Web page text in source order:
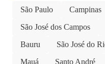
São Paulo Campinas
São José dos Campos
Bauru
São José do
Mauá
Santo André